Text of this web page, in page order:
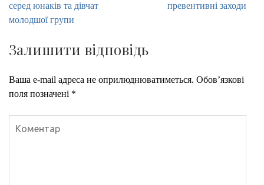
серед юнаків та дівчат
молодшої групи
превентивні заходи
Залишити відповідь
Ваша e-mail адреса не оприлюднюватиметься. Обов’язкові
поля позначені *